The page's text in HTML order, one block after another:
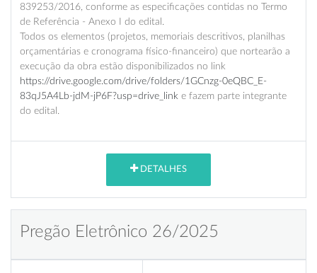
839253/2016, conforme as especificações contidas no Termo
de Referência - Anexo I do edital.
Todos os elementos (projetos, memoriais descritivos, planilhas
orçamentárias e cronograma físico-financeiro) que nortearão a
execução da obra estão disponibilizados no link
https://drive.google.com/drive/folders/1GCnzg-0eQBC_E-
83qJ5A4Lb-jdM-jP6F?usp=drive_link e fazem parte integrante
do edital.
DETALHES
Pregão Eletrônico 26/2025